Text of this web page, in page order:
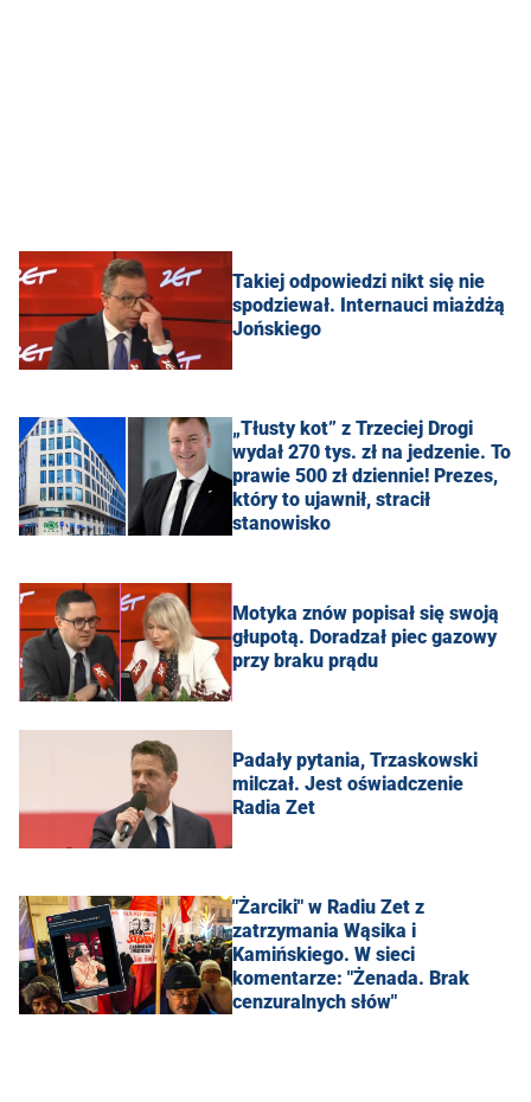
Takiej odpowiedzi nikt się nie
spodziewał. Internauci miażdżą
Jońskiego
„Tłusty kot” z Trzeciej Drogi
wydał 270 tys. zł na jedzenie. To
prawie 500 zł dziennie! Prezes,
który to ujawnił, stracił
stanowisko
Motyka znów popisał się swoją
głupotą. Doradzał piec gazowy
przy braku prądu
Padały pytania, Trzaskowski
milczał. Jest oświadczenie
Radia Zet
"Żarciki" w Radiu Zet z
zatrzymania Wąsika i
Kamińskiego. W sieci
komentarze: "Żenada. Brak
cenzuralnych słów"